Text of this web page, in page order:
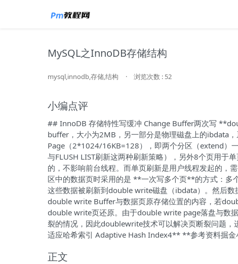
MySQL之InnoDB存储结构
mysql,innodb,存储,结构 · 浏览次数 : 52
小编点评
## InnoDB 存储特性写缓冲 Change Buffer两次写
buffer，大小为2MB，另一部分是物理磁盘上的ibdata
Page（2*1024/16KB=128），即两个分区（extend）
与FLUSH LIST刷新这两种刷新策略），另外8个页用于
的，不影响前台线程。而单页刷新是用户线程发起的，
区中的数据页时采用的是 **一次写多个页**的方式：
这些数据被刷新到double write磁盘（ibdata）。然后
double write Buffer与数据页原存储位置的内容，若
double write页还原。由于double write page落盘与数
裂的情况，因此doublewrite技术可以解决页断裂问题
适应哈希索引 Adaptive Hash Index4** **参考资料掘
正文